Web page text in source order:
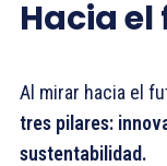
Hacia
Al mirar hacia el
tres pilares:
sustentabilidad.